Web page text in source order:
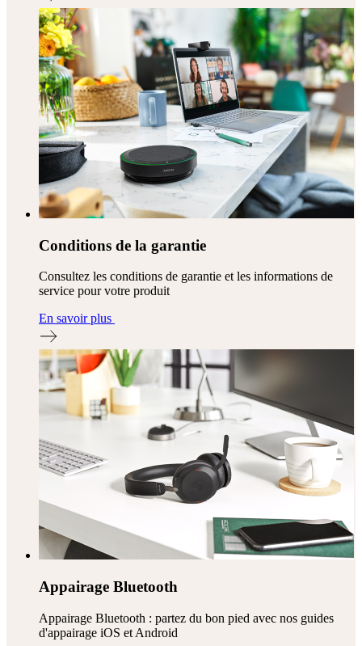
Conditions de la garantie
Consultez les conditions de garantie et les informations de
service pour votre produit
En savoir plus
Appairage Bluetooth
Appairage Bluetooth : partez du bon pied avec nos guides
d'appairage iOS et Android